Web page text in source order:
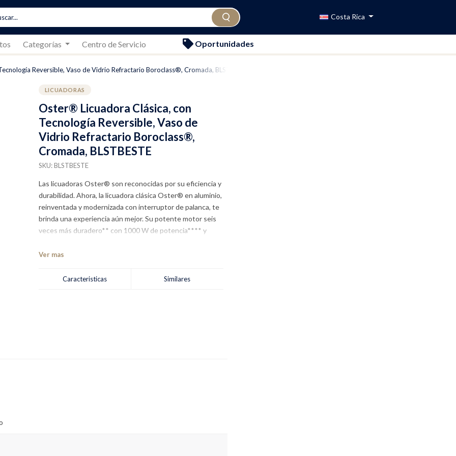
Costa Rica
Categorías Centro de Servicio Oportunidades
Reversible, Vaso de Vidrio Refractario Boroclass®, Cromada, BLSTBESTE
LICUADORAS
Oster® Licuadora Clásica, con
Tecnología Reversible, Vaso de
Vidrio Refractario Boroclass®,
Cromada, BLSTBESTE
SKU: BLSTBESTE
Las licuadoras Oster® son reconocidas por su eficiencia y
durabilidad. Ahora, la licuadora clásica Oster® en aluminio,
reinventada y modernizada con interruptor de palanca, te
brinda una experiencia aún mejor. Su potente motor seis
veces más duradero** con 1000 W de potencia**** y
alimentos y preparar deliciosas y saludables recetas en
ergonómicos.
Ver mas
Caracteristicas Similares